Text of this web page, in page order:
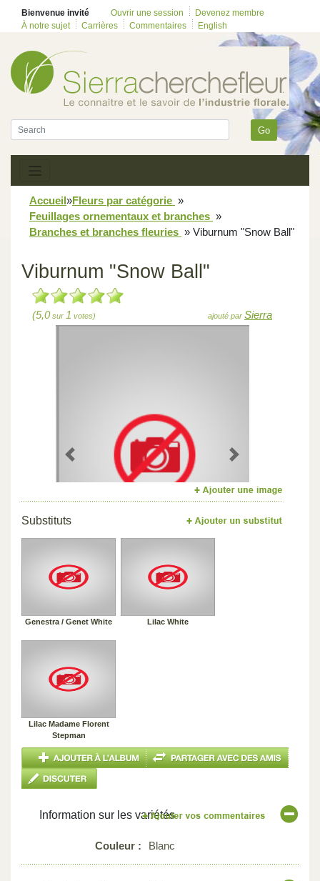
Bienvenue invité Ouvrir une session
Devenez membre
À notre sujet
Carrières Commentaires English
Go
Accueil»Fleurs par catégorie »
Feuillages ornementaux et branches »
Branches et branches fleuries » Viburnum "Snow Ball"
Viburnum "Snow Ball"
(5,0sur 1 votes) ajouté par Sierra
Previous Next
Substituts
Genestra / Genet White Lilac White
Lilac Madame Florent
Stepman
Information sur les variétés
Couleur : Blanc